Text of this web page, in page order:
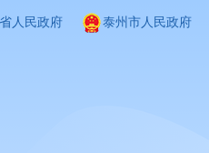
人民政府 泰州市人民政府